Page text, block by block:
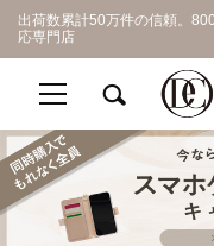
出荷数累計50万件の信頼。
応専門店